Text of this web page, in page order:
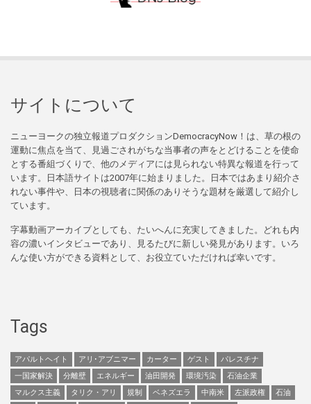
サイトについて
ニューヨークの独立報道プロダクションDemocracyNow！は、草の根の
運動に焦点を当て、見過ごされがちな当事者の声をとどけることを使命
とする番組づくりで、他のメディアには見られない特異な報道を行って
います。日本語サイトは2007年に始まりました。日本ではあまり紹介さ
れない事件や、日本の視聴者に関係のありそうな題材を厳選して紹介し
ています。
字幕動画アーカイブとしても、たいへんに充実してきました。どれも内
容の濃いインタビューであり、見るたびに新しい発見があります。いろ
んな使い方ができる資料として、お役立ていただければ幸いです。
Tags
アパルトヘイト アリ･アブニマー カーター ゲスト
パレスチナ
一国家解決
分離壁 エネルギー 油田開発 環境汚染
石油企業
マルクス主義
タリク・アリ 規制 ベネズエラ 中南米 左派政権 石油